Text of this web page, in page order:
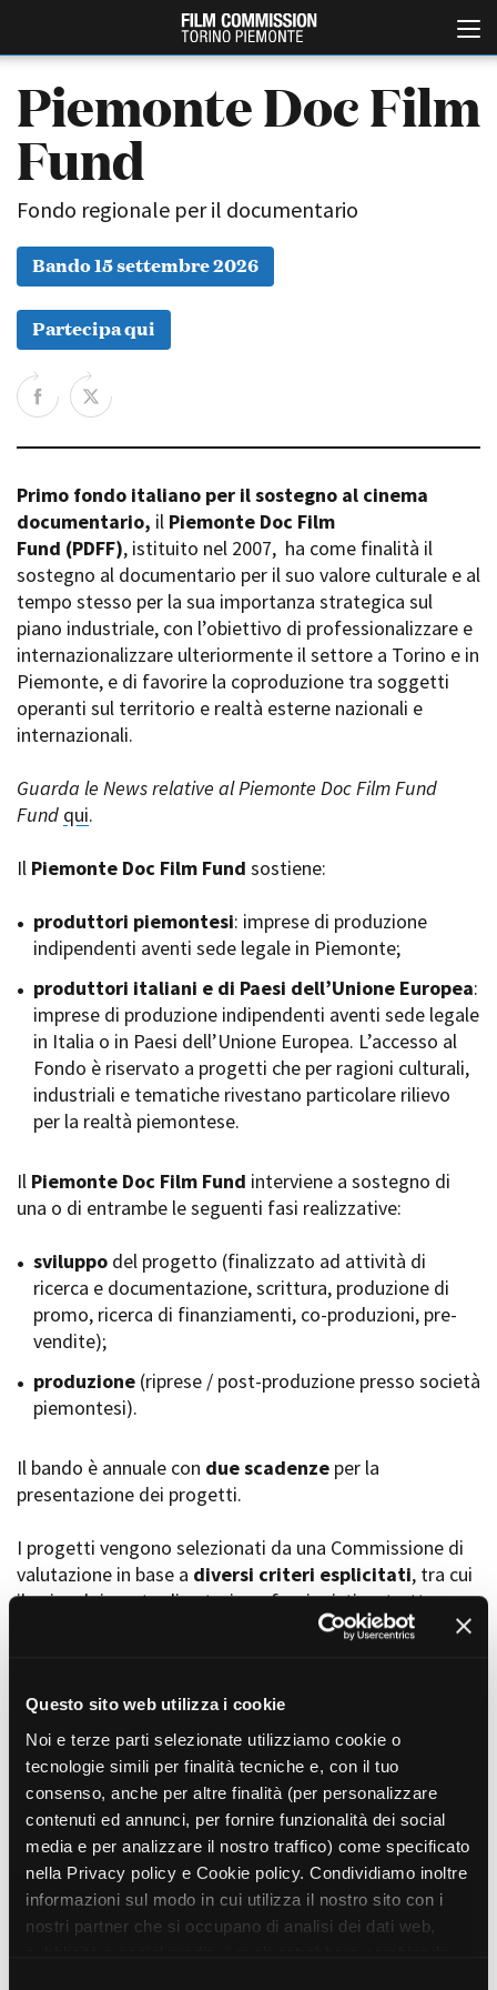
Questo sito web utilizza i cookie
Noi e terze parti selezionate utilizziamo cookie o
tecnologie simili per finalità tecniche e, con il tuo
consenso, anche per altre finalità (per personalizzare
contenuti ed annunci, per fornire funzionalità dei social
media e per analizzare il nostro traffico) come specificato
nella Privacy policy e Cookie policy. Condividiamo inoltre
informazioni sul modo in cui utilizza il nostro sito con i
nostri partner che si occupano di analisi dei dati web,
Chi siamo
Storia della Fondazione
Partner
Rete regionale
Bilancio sociale
Amministrazione
trasparente
Bandi e gare
Sostenibilità ambientale
SERVIZI
Servizi generali
Spazi nella sede FCTP
Sala Casting
Sala Paolo Tenna
Piemonte Film Tv Fund
Piemonte Film Tv
Development Fund
Piemonte Doc Film Fund
Short Film Fund
PRODUCTION GUIDE
Società di produzione
Strutture di servizio
Attrici-Attori
Beginners
LOCATION GUIDE
FILM DATABASE
BOOK DATABASE
NEWS
CASTING
Guarda che storia!
La Grazia - Immagini e
location della Torino di Paolo
Sorrentino
Open Day
Ciak in TOur!
FESTIVAL, MARKETS,
AWARDS
International Film Festival
Festival de Cannes
Locarno Film Festival
Cinematografica Venezia
Toronto International Film
Festa del Cinema di Roma
Torino Film Festival
David di Donatello
Nastri d’Argento
Premio Solinas
Location - Accedi al tuo
profilo
Newsletter
Lavora con noi
Stage - Tirocini - Scuola e
Lavoro
per affidamento lavori in
economia
Amministrazione trasparente
Bandi e gare
Whistleblowing
Piemonte Doc Film
Fund
Fondo regionale per il documentario
Bando 15 settembre 2026
Partecipa qui
Primo fondo italiano per il sostegno al cinema
documentario, il Piemonte Doc Film
Fund (PDFF), istituito nel 2007, ha come finalità il
sostegno al documentario per il suo valore culturale e al
tempo stesso per la sua importanza strategica sul
piano industriale, con l’obiettivo di professionalizzare e
internazionalizzare ulteriormente il settore a Torino e in
Piemonte, e di favorire la coproduzione tra soggetti
operanti sul territorio e realtà esterne nazionali e
internazionali.
Guarda le News relative al Piemonte Doc Film Fund
Fund qui.
Il Piemonte Doc Film Fund sostiene:
produttori piemontesi: imprese di produzione
indipendenti aventi sede legale in Piemonte;
produttori italiani e di Paesi dell’Unione Europea:
imprese di produzione indipendenti aventi sede legale
in Italia o in Paesi dell’Unione Europea. L’accesso al
Fondo è riservato a progetti che per ragioni culturali,
industriali e tematiche rivestano particolare rilievo
per la realtà piemontese.
Il Piemonte Doc Film Fund interviene a sostegno di
una o di entrambe le seguenti fasi realizzative:
sviluppo del progetto (finalizzato ad attività di
ricerca e documentazione, scrittura, produzione di
promo, ricerca di finanziamenti, co-produzioni, pre-
vendite);
produzione (riprese / post-produzione presso società
piemontesi).
Il bando è annuale con due scadenze per la
presentazione dei progetti.
I progetti vengono selezionati da una Commissione di
valutazione in base a diversi criteri esplicitati, tra cui
il coinvolgimento di autori, professionisti e strutture
torinesi e piemontesi, i co-finanziamenti e l’effettiva
diffusione attraverso molteplici canali (proiezioni in sala,
canali televisivi, homevideo, piattaforme web...).
Progetti in progress
Vedi 105 progetti in progress